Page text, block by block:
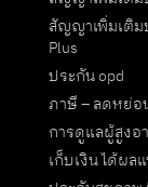
สัญญาเพิ่มเติม
Plus
ประกัน opd
ภาษี – ลดหย่อ
การดูแลผู้สูงอ
เก็บเงิน ได้ผล